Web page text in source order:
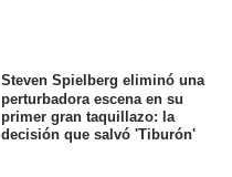
Steven Spielberg eliminó una
perturbadora escena en su
primer gran taquillazo: la
decisión que salvó 'Tiburón'